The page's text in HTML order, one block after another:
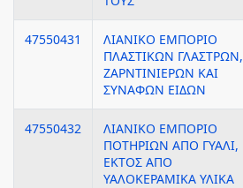
47550431
ΛΙΑΝΙΚΟ ΕΜΠΟΡΙΟ
ΠΛΑΣΤΙΚΩΝ ΓΛΑΣΤΡΩΝ,
ΖΑΡΝΤΙΝΙΕΡΩΝ ΚΑΙ
ΣΥΝΑΦΩΝ ΕΙΔΩΝ
47550432
ΛΙΑΝΙΚΟ ΕΜΠΟΡΙΟ
ΠΟΤΗΡΙΩΝ ΑΠΟ ΓΥΑΛΙ,
ΕΚΤΟΣ ΑΠΟ
ΥΑΛΟΚΕΡΑΜΙΚΑ ΥΛΙΚΑ